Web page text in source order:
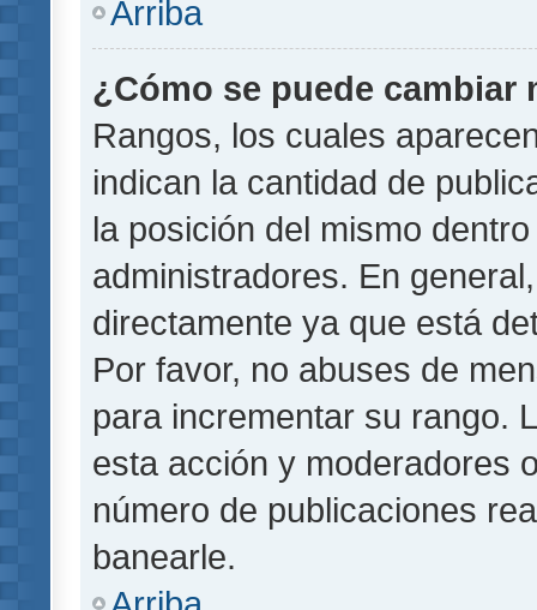
Arriba
¿Cómo se puede cambiar
Rangos, los cuales
indican la cantidad de
la posición del mismo
administradores. En
directamente ya que está
Por favor, no abuses de
para incrementar su rango.
esta acción y moderadores
número de publicaciones
banearle.